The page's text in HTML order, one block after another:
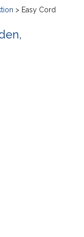
> Easy Cord